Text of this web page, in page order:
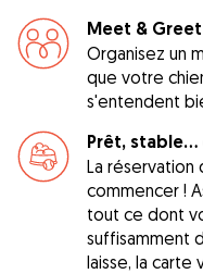
Meet & Greet
Organisez un
que votre
s'entendent
Prêt,
La
commencer !
tout ce dont
suffisamment
laisse, la